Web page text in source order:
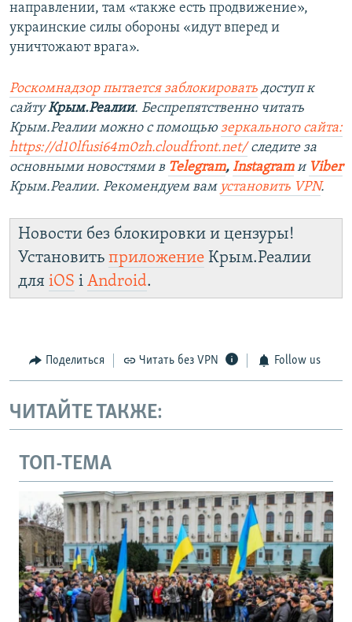
направлении, там «также есть продвижение»,
украинские силы обороны «идут вперед и
уничтожают врага».
Роскомнадзор пытается заблокировать доступ к
сайтуКрым.Реалии. Беспрепятственно читать
Крым.Реалии можно с помощью зеркального сайта:
https://d10lfusi64m0zh.cloudfront.net/следите за
основными новостями в Telegram, Instagramи Viber
Крым.Реалии. Рекомендуем вам установить VPN.
Новости без блокировки и цензуры!
Установить приложение Крым.Реалии
для iOS і Android.
Поделиться Читать без VPN Follow us
ЧИТАЙТЕ ТАКЖЕ:
ТОП-ТЕМА